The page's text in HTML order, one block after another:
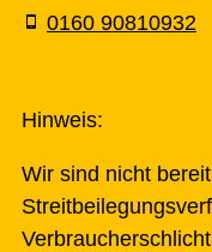
0160 90810932
Hinweis:
Wir sind nicht